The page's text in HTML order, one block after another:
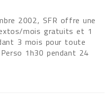
2002, SFR offre une
mois gratuits et 1
3 mois pour toute
1h30 pendant 24